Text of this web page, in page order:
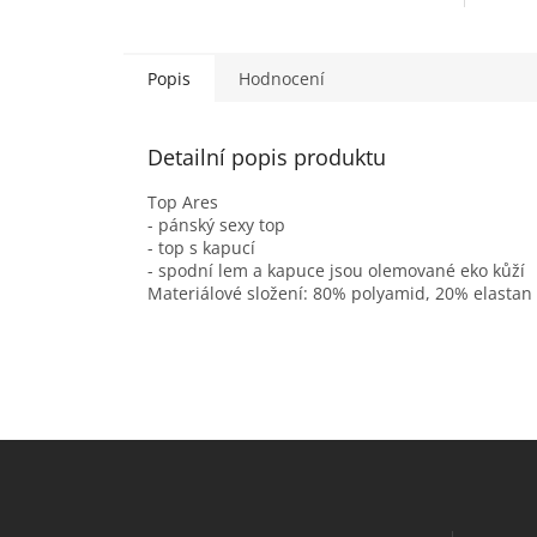
Popis Hodnocení
Detailní popis produktu
Top Ares
- pánský sexy top
- top s kapucí
- spodní lem a kapuce jsou olemované eko kůží
Materiálové složení: 80% polyamid, 20% elastan
Z